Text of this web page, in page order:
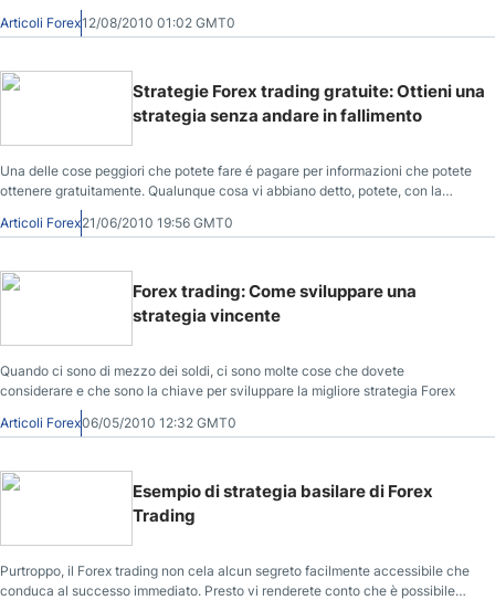
in un periodo di 15 minuti, ed il Volume aumenta sempre quando aumenta
l’attività’ di mercato.
Articoli Forex12/08/2010 01:02 GMT0
Strategie Forex trading gratuite: Ottieni una
strategia senza andare in fallimento
Una delle cose peggiori che potete fare é pagare per informazioni che potete
ottenere gratuitamente. Qualunque cosa vi abbiano detto, potete, con la
potenza dell’internet, ottenere online strategie di Forex trading gratuitamente.
Articoli Forex21/06/2010 19:56 GMT0
Forex trading: Come sviluppare una
strategia vincente
Quando ci sono di mezzo dei soldi, ci sono molte cose che dovete
considerare e che sono la chiave per sviluppare la migliore strategia Forex
Articoli Forex06/05/2010 12:32 GMT0
Esempio di strategia basilare di Forex
Trading
Purtroppo, il Forex trading non cela alcun segreto facilmente accessibile che
conduca al successo immediato. Presto vi renderete conto che è possibile